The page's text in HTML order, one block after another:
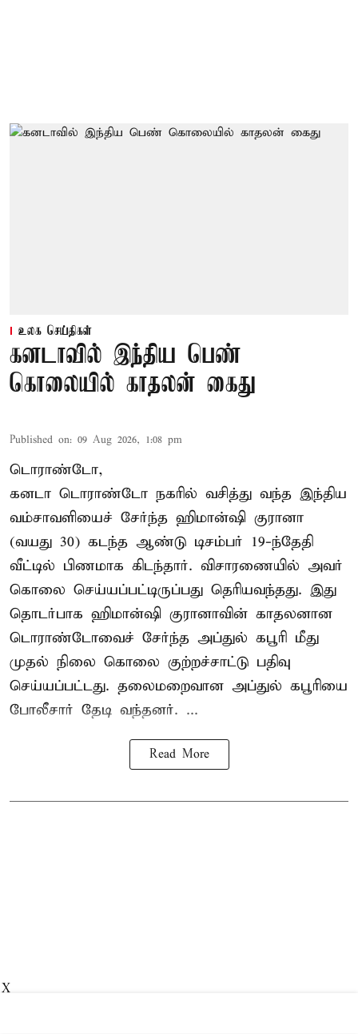
உலக செய்திகள்
கனடாவில் இந்திய பெண்
கொலையில் காதலன் கைது
Published on: 09 Aug 2026, 1:08 pm
டொராண்டோ,
கனடா டொராண்டோ நகரில் வசித்து வந்த இந்திய
வம்சாவளியைச் சேர்ந்த ஹிமான்ஷி குரானா
(வயது 30) கடந்த ஆண்டு டிசம்பர் 19-ந்தேதி
வீட்டில் பிணமாக கிடந்தார். விசாரணையில் அவர்
கொலை செய்யப்பட்டிருப்பது தெரியவந்தது. இது
தொடர்பாக ஹிமான்ஷி குரானாவின் காதலனான
டொராண்டோவைச் சேர்ந்த அப்துல் கபூரி மீது
முதல் நிலை கொலை குற்றச்சாட்டு பதிவு
செய்யப்பட்டது. தலைமறைவான அப்துல் கபூரியை
போலீசார் தேடி வந்தனர். ...
Read More
X